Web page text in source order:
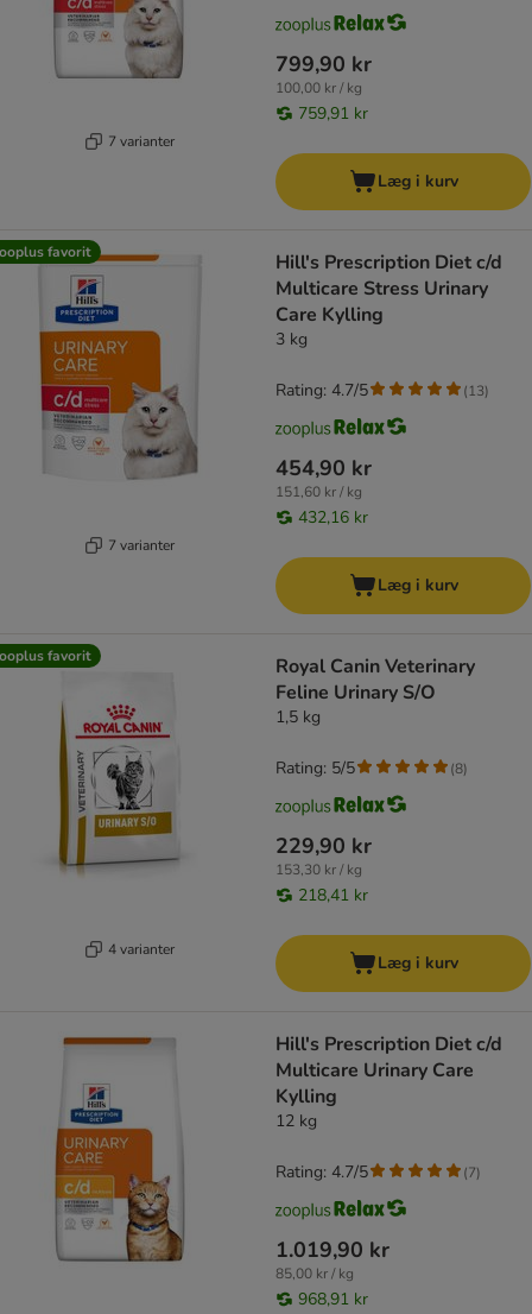
7 varianter
799,90 kr
100,00 kr / kg
759,91 kr
Læg i kurv
favorit
7 varianter
Hill's Prescription Diet c/d
Multicare Stress Urinary
Care Kylling
3 kg
454,90 kr
151,60 kr / kg
432,16 kr
Rating: 4.7/5 (13)
Læg i kurv
favorit
4 varianter
Royal Canin Veterinary
Feline Urinary S/O
1,5 kg
229,90 kr
153,30 kr / kg
218,41 kr
Rating: 5/5 (8)
Læg i kurv
Hill's Prescription Diet c/d
Multicare Urinary Care
Kylling
12 kg
1.019,90 kr
85,00 kr / kg
968,91 kr
Rating: 4.7/5 (7)